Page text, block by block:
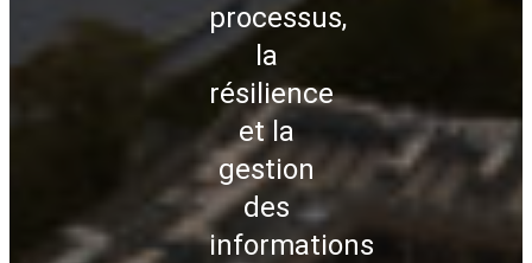
processus,
la
résilience
et la
gestion
des
informations